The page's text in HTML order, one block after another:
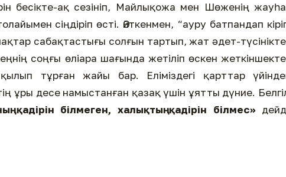
бесікте-ақ сезініп, Майлықожа мен Шөженің
сіңдіріп өсті. Әйткенмен, “ауру батпандап
сабақтастығы солғын тартып, жат әдет-
соңғы өліара шағында жетіліп өскен
тұрған жайы бар. Еліміздегі қарттар
ұры десе намыстанған қазақ үшін ұятты дүние.
қадірін білмеген, халықтың қадірін білмес»